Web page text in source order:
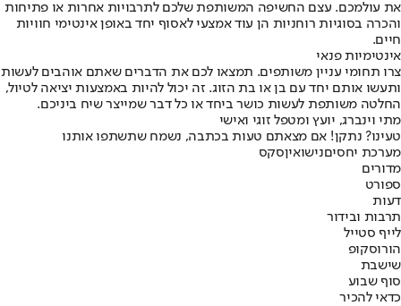
את עולמכם. עצם החשיפה המשותפת שלכם לתרבויות אחרות או פתיחות
והכרה בסוגיות רוחניות הן עוד אמצעי לאסוף יחד באופן אינטימי חוויות
חיים.
אינטימיות פנאי
צרו תחומי עניין משותפים. תמצאו לכם את הדברים שאתם אוהבים לעשות
ותעשו אותם יחד עם בן או בת הזוג. זה יכול להיות באמצעות יציאה לטיול,
החלטה משותפת לעשות כושר ביחד או כל דבר שמייצר שיח ביניכם.
מתי וינברג, יועץ ומטפל זוגי ואישי
טעינו? נתקן! אם מצאתם טעות בכתבה, נשמח שתשתפו אותנו
מערכת יחסיםנישואיןסקס
מדורים
ספורט
דעות
תרבות ובידור
לייף סטייל
הורוסקופ
שישבת
סוף שבוע
כדאי להכיר